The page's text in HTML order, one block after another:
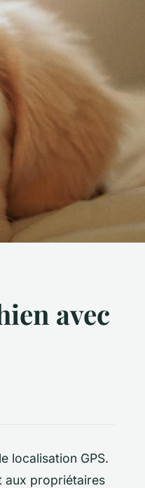
avec
localisation GPS.
aux propriétaires